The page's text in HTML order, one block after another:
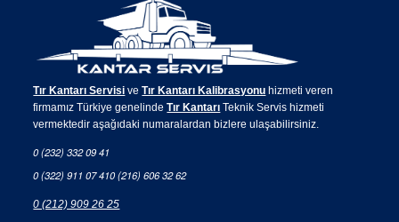
Tır Kantarı Servisi veTır Kantarı Kalibrasyonu hizmeti veren
firmamız Türkiye genelindeTır Kantarı Teknik Servis hizmeti
vermektedir aşağıdaki numaralardan bizlere ulaşabilirsiniz.
0 (232) 332 09 41
0 (322) 911 07 410 (216) 606 32 62
0 (212) 909 26 25